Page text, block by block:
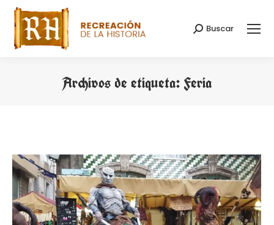
Buscar:
Buscar
Archivos de etiqueta:Feria